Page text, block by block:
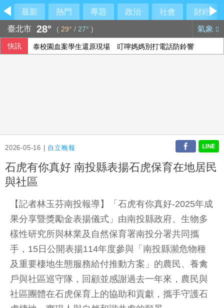
最新 熱門 專題 政治 社會
財經
臺北市 28° ( 29° / 27° ) 氣象
快訊 泰校園血案學生還原現場 叮嚀媽媽別打電話防鈴響
2026-05-16 | 自立晚報
石虎有你真好 南投縣表揚石虎保育在地居民
與社區
【記者林玉芬南投報導】「石虎有你真好-2025年成
果分享暨獎勵金表揚儀式」由南投縣政府、生物多
樣性研究所與林業及自然保育署南投分署共同攜
手，15日公開表揚114年度參與「南投縣瀕危物種
及重要棲地生態服務給付推動方案」的農民、養禽
戶與社區巡守隊，回顧並感謝過去一年來，農民與
社區團體在石虎保育上的協助和貢獻，攜手守護石